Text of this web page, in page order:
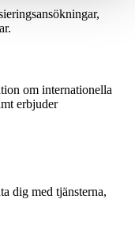
om internationella
erbjuder
dig med tjänsterna,